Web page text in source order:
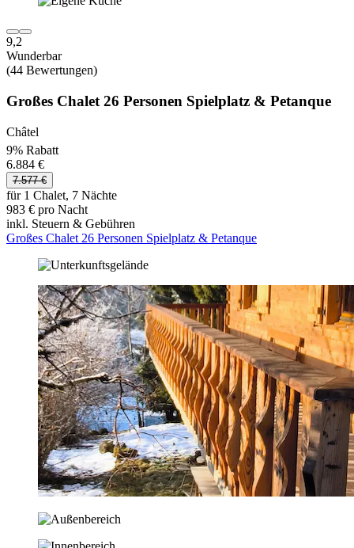
9,2
Wunderbar
(44 Bewertungen)
Großes Chalet 26 Personen Spielplatz & Petanque
Châtel
9% Rabatt
6.884 €
7.577 €
für 1 Chalet, 7 Nächte
983 € pro Nacht
inkl. Steuern & Gebühren
Großes Chalet 26 Personen Spielplatz & Petanque